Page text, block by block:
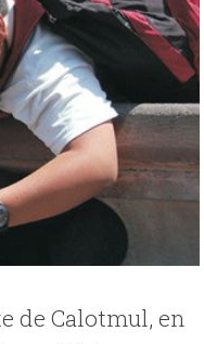
de Calotmul, en